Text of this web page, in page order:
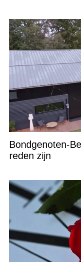
Bondgenoten-
reden zijn